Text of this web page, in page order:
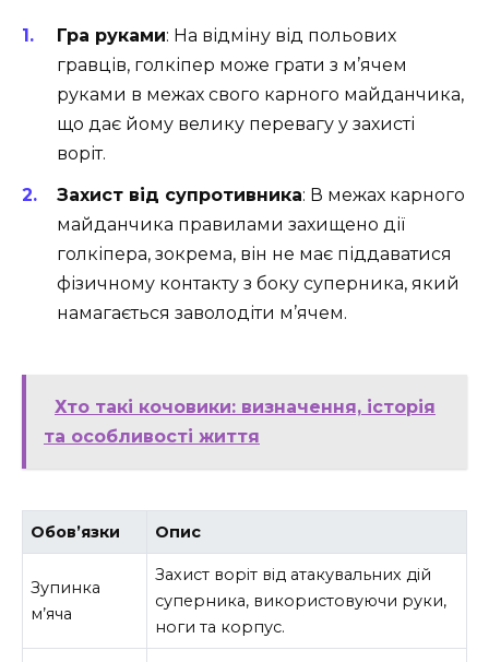
Гра руками: На відміну від польових
гравців, голкіпер може грати з м’ячем
руками в межах свого карного майданчика,
що дає йому велику перевагу у захисті
воріт.
Захист від супротивника: В межах карного
майданчика правилами захищено дії
голкіпера, зокрема, він не має піддаватися
фізичному контакту з боку суперника, який
намагається заволодіти м’ячем.
Хто такі кочовики: визначення, історія
та особливості життя
Обов’язки Опис
Зупинка
м’яча
Захист воріт від атакувальних дій
суперника, використовуючи руки,
ноги та корпус.